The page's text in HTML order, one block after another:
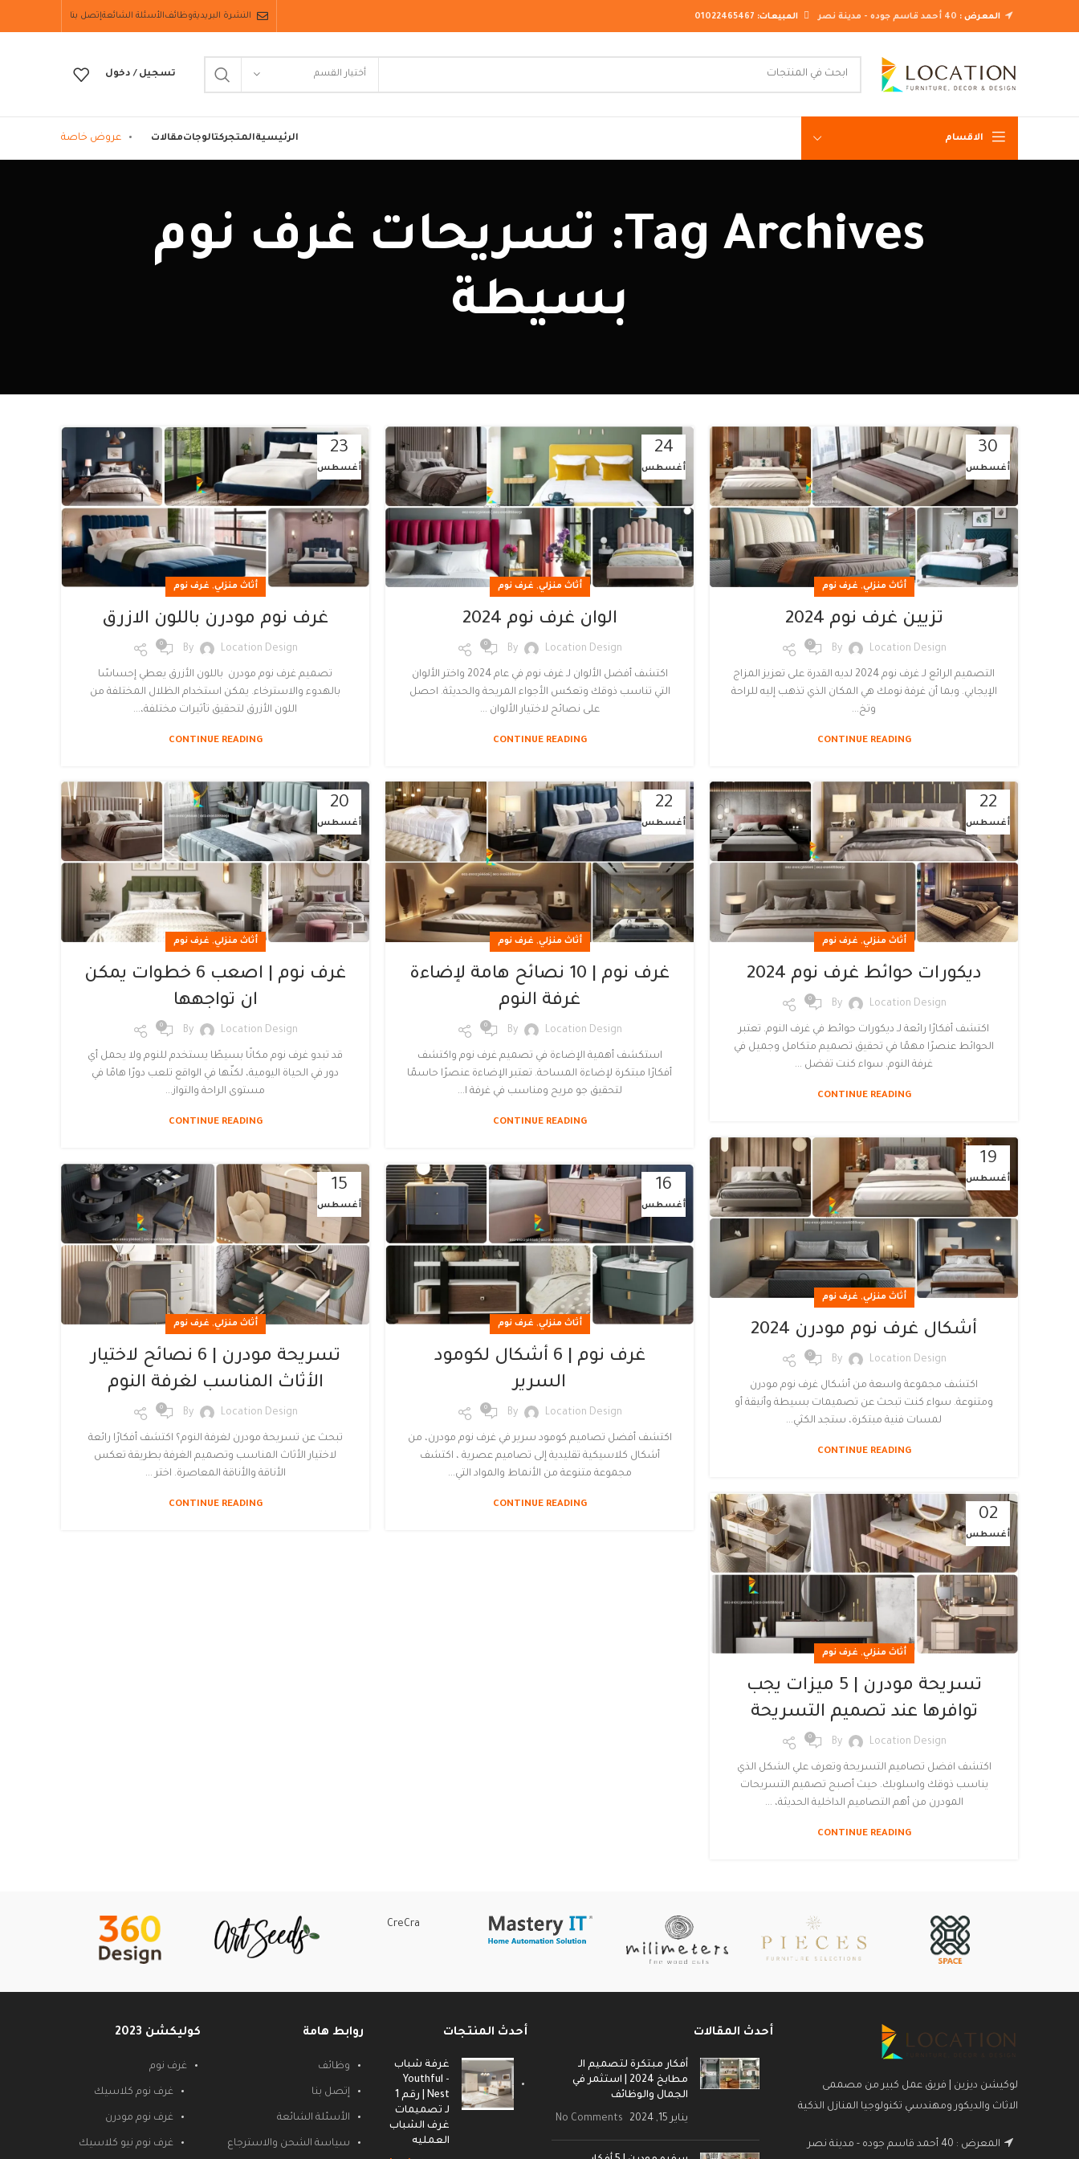
المعرض : المبيعات: 01022465467 النشرة البريديةوظائفالأسئلة الشائعةإتصل بنا
أختيار القسم تسجيل / دخول
الاقسام
غرف نوم مودرن
غرف نوم نيو كلاسيك
الرئيسيةالمتجركتالوجاتمقالات عروض خاصة
Tag Archives: تسريحات غرف نوم
بسيطة
30
أغسطس
أثاث منزلي, غرف نوم
تزيين غرف نوم 2024
By Location Design
0
التصميم الرائع لـ غرف نوم 2024 لديه القدرة على تعزيز المزاج
الإيجابي. وبما أن غرفة نومك هي المكان الذي تذهب إليه للراحة
وتخ...
CONTINUE READING
24
أغسطس
أثاث منزلي, غرف نوم
الوان غرف نوم 2024
By Location Design
0
اكتشف أفضل الألوان لـ غرف نوم في عام 2024 واختر الألوان
التي تناسب ذوقك وتعكس الأجواء المريحة والحديثة. احصل
على نصائح لاختيار الألوان ...
CONTINUE READING
23
أغسطس
أثاث منزلي, غرف نوم
غرف نوم مودرن باللون الازرق
By Location Design
0
تصميم غرف نوم مودرن باللون الأزرق يعطي إحساسًا
بالهدوء والاسترخاء. يمكن استخدام الظلال المختلفة من
اللون الأزرق لتحقيق تأثيرات مختلفة،...
CONTINUE READING
22
أغسطس
أثاث منزلي, غرف نوم
ديكورات حوائط غرف نوم 2024
By Location Design
0
اكتشف أفكارًا رائعة لـ ديكورات حوائط في غرف النوم. تعتبر
الحوائط عنصرًا مهمًا في تحقيق تصميم متكامل وجميل في
غرفة النوم. سواء كنت تفضل ...
CONTINUE READING
22
أغسطس
أثاث منزلي, غرف نوم
غرف نوم | 10 نصائح هامة لإضاءة
غرفة النوم
By Location Design
0
استكشف أهمية الإضاءة في تصميم غرف نوم واكتشف
أفكارًا مبتكرة لإضاءة المساحة. تعتبر الإضاءة عنصرًا حاسمًا
لتحقيق جو مريح ومناسب في غرفة ا...
CONTINUE READING
20
أغسطس
أثاث منزلي, غرف نوم
غرف نوم | اصعب 6 خطوات يمكن
ان تواجهها
By Location Design
0
قد تبدو غرف نوم مكانًا بسيطًا يستخدم للنوم ولا يحمل أي
دور في الحياة اليومية، لكنّها في الواقع تلعب دورًا هامًا في
مستوى الراحة والتواز...
CONTINUE READING
19
أغسطس
أثاث منزلي, غرف نوم
أشكال غرف نوم مودرن 2024
By Location Design
0
اكتشف مجموعة واسعة من أشكال غرف نوم مودرن
ومتنوعة. سواء كنت تبحث عن تصميمات بسيطة وأنيقة أو
لمسات فنية مبتكرة، ستجد الكثي...
CONTINUE READING
16
أغسطس
أثاث منزلي, غرف نوم
غرف نوم | 6 أشكال لكومود
السرير
By Location Design
0
اكتشف أفضل تصاميم كومود سرير في غرف نوم مودرن، من
أشكال كلاسيكية تقليدية إلى تصاميم عصرية ، اكتشف
مجموعة متنوعة من الأنماط والمواد التي...
CONTINUE READING
15
أغسطس
أثاث منزلي, غرف نوم
تسريحة مودرن | 6 نصائح لاختيار
الأثاث المناسب لغرفة النوم
By Location Design
0
تبحث عن تسريحة مودرن لغرفة النوم؟ اكتشف أفكارًا رائعة
لاختيار الأثاث المناسب وتصميم الغرفة بطريقة تعكس
الأناقة والأناقة المعاصرة. اختر ...
CONTINUE READING
02
أغسطس
أثاث منزلي, غرف نوم
تسريحة مودرن | 5 ميزات يجب
توافرها عند تصميم التسريحة
By Location Design
0
اكتشف افضل تصاميم التسريحة وتعرف علي الشكل الذي
يناسب ذوقك واسلوبك. حيث أصبح تصميم التسريحات
المودرن من أهم التصاميم الداخلية الحديثة، ...
CONTINUE READING
CreCra
لوكيشن ديزين | فريق عمل كبير من مصممى
الاثاث والديكور ومهندسي تكنولوجيا المنازل الذكية
المعرض : 40 أحمد قاسم جوده - مدينة نصر
أحدث المقالات
أفكار مبتكرة لتصميم الـ
مطابخ 2024 | استثمر في
الجمال والوظائف
يناير 15, 2024 No Comments
أحدث المنتجات
غرفة شباب
- Youthful
Nest | رقم 1
لـ تصميمات
غرف الشباب
العمليه
روابط هامة
وظائف
إتصل بنا
الأسئلة الشائعة
سياسة الشحن والاسترجاع
كوليكشن 2023
غرف نوم
غرف نوم كلاسيك
غرف نوم مودرن
غرف نوم نيو كلاسيك